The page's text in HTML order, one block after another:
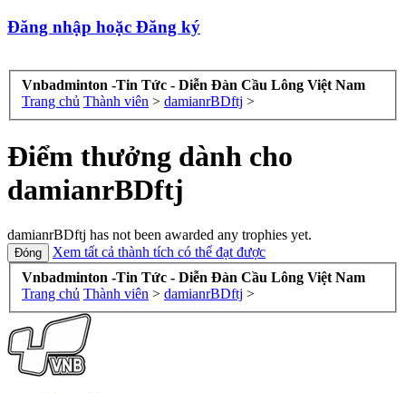
Đăng nhập hoặc Đăng ký
Vnbadminton -Tin Tức - Diễn Đàn Cầu Lông Việt Nam
Trang chủ Thành viên > damianrBDftj >
Điểm thưởng dành cho
damianrBDftj
damianrBDftj has not been awarded any trophies yet.
Xem tất cả thành tích có thể đạt được
Vnbadminton -Tin Tức - Diễn Đàn Cầu Lông Việt Nam
Trang chủ Thành viên > damianrBDftj >